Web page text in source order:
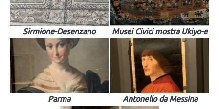
Sirmione-Desenzano Musei Civici mostra Ukiyo-e
Parma Antonello da Messina